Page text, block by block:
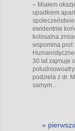
– Miałem
upadkiem
ewidentnie
kolosalna
wspomina prof.
30 lat zajmuje
podziela z dr.
samym...
« pierwsza